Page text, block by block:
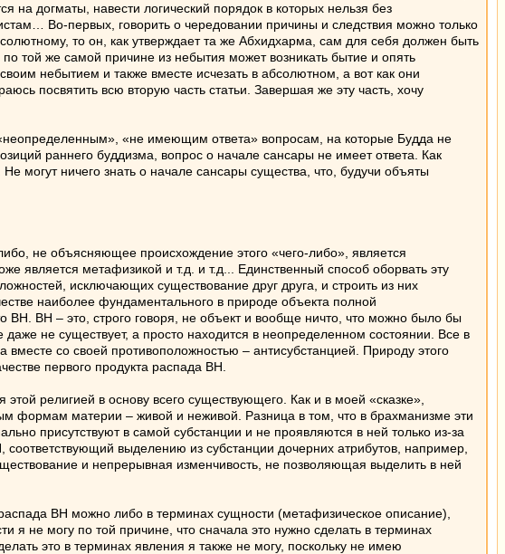
на догматы, навести логический порядок в которых нельзя без
Во-первых, говорить о чередовании причины и следствия можно только
то он, как утверждает та же Абхидхарма, сам для себя должен быть
той же самой причине из небытия может возникать бытие и опять
небытием и также вместе исчезать в абсолютном, а вот как они
посвятить всю вторую часть статьи. Завершая же эту часть, хочу
«не имеющим ответа» вопросам, на которые Будда не
раннего буддизма, вопрос о начале сансары не имеет ответа. Как
могут ничего знать о начале сансары существа, что, будучи объяты
не объясняющее происхождение этого «чего-либо», является
является метафизикой и т.д. и т.д... Единственный способ оборвать эту
исключающих существование друг друга, и строить из них
наиболее фундаментального в природе объекта полной
ВН. ВН – это, строго говоря, не объект и вообще ничто, что можно было бы
не существует, а просто находится в неопределенном состоянии. Все в
со своей противоположностью – антисубстанцией. Природу этого
первого продукта распада ВН.
религией в основу всего существующего. Как и в моей «сказке»,
формам материи – живой и неживой. Разница в том, что в брахманизме эти
присутствуют в самой субстанции и не проявляются в ней только из-за
выделению из субстанции дочерних атрибутов, например,
и непрерывная изменчивость, не позволяющая выделить в ней
ВН можно либо в терминах сущности (метафизическое описание),
я не могу по той причине, что сначала это нужно сделать в терминах
это в терминах явления я также не могу, поскольку не имею